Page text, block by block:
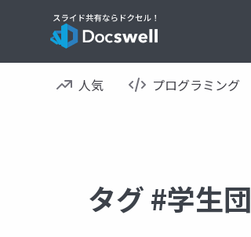
人気 プログラミング
タグ #学生